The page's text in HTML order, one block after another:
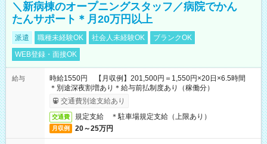
＼新病棟のオープニングスタッフ／病院でかん
たんサポート＊月20万円以上
派遣 職種未経験OK 社会人未経験OK
ブランクOK
WEB登録・面接OK
給与
時給1550円 【月収例】201,500円＝1,550円×20日×6.5時間
＊別途深夜割増あり＊給与前払制度あり（稼働分）
交通費別途支給あり
交通費 規定支給 ＊駐車場規定支給（上限あり）
月収例 20～25万円